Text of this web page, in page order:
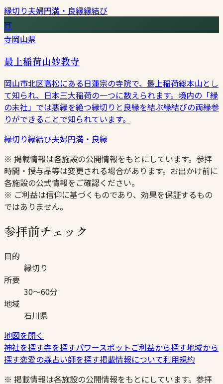
縁切り夫婦円満・良縁縁結び
⛩
寺岡山県
最上稲荷山妙教寺
岡山市北区高松にある日蓮宗の寺院で、最上稲荷総本山とし
て知られ、日本三大稲荷の一つに数えられます。境内の「縁
の末社」では悪縁を絶つ縁切りと良縁を結ぶ縁結びの両縁参
りができることで知られています。
縁切り縁結び夫婦円満・良縁
※ 掲載情報は各施設の公開情報をもとにしています。参拝
時間・授与品等は変更される場合があります。お出かけ前に
各施設の公式情報をご確認ください。
※ ご利益は信仰に基づくものであり、効果を保証するもの
ではありません。
参拝前チェック
目的
縁切り
所要
30〜60分
地域
石川県
地図を開く
神社を探す寺を探すパワースポットご利益から探す地域から
探す恋愛の森占い師を探す掲載情報について利用規約
※ 掲載情報は各施設の公開情報をもとにしています。参拝